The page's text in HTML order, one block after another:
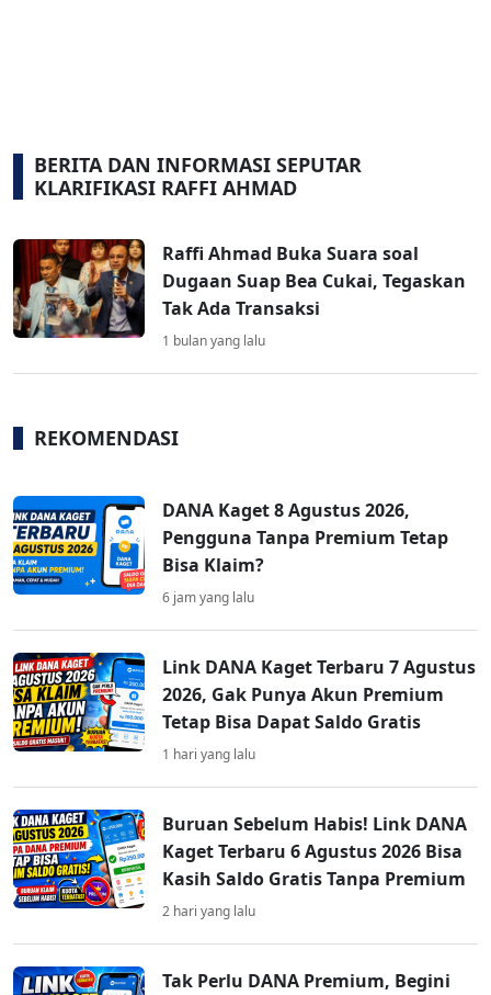
BERITA DAN INFORMASI SEPUTAR
KLARIFIKASI RAFFI AHMAD
Raffi Ahmad Buka Suara soal
Dugaan Suap Bea Cukai, Tegaskan
Tak Ada Transaksi
1 bulan yang lalu
REKOMENDASI
DANA Kaget 8 Agustus 2026,
Pengguna Tanpa Premium Tetap
Bisa Klaim?
6 jam yang lalu
Link DANA Kaget Terbaru 7 Agustus
2026, Gak Punya Akun Premium
Tetap Bisa Dapat Saldo Gratis
1 hari yang lalu
Buruan Sebelum Habis! Link DANA
Kaget Terbaru 6 Agustus 2026 Bisa
Kasih Saldo Gratis Tanpa Premium
2 hari yang lalu
Tak Perlu DANA Premium, Begini